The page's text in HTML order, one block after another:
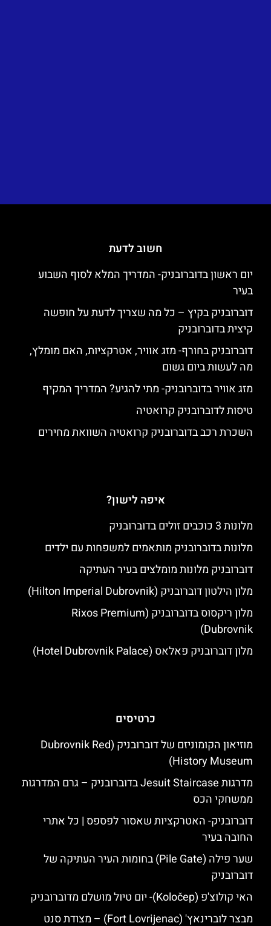
חשוב לדעת
יום ראשון בדוברובניק- המדריך המלא לסוף השבוע
בעיר
דוברובניק בקיץ – כל מה שצריך לדעת על חופשה
קיצית בדוברובניק
דוברובניק בחורף- מזג אוויר, אטרקציות, האם מומלץ,
מה לעשות ביום גשום
מזג אוויר בדוברובניק- מתי להגיע? המדריך המקיף
טיסות לדוברובניק קרואטיה
השכרת רכב בדוברובניק קרואטיה השוואת מחירים
איפה לישון?
מלונות 3 כוכבים זולים בדוברובניק
מלונות בדוברובניק מותאמים למשפחות עם ילדים
דוברובניק מלונות מומלצים בעיר העתיקה
מלון הילטון דוברובניק (Hilton Imperial Dubrovnik)
מלון ריקסוס בדוברובניק (Rixos Premium
Dubrovnik)
מלון דוברובניק פאלאס (Hotel Dubrovnik Palace)
כרטיסים
מוזיאון הקומוניזם של דוברובניק (Dubrovnik Red
History Museum)
מדרגות Jesuit Staircase בדוברובניק – גרם המדרגות
ממשחקי הכס
דוברובניק- האטרקציות שאסור לפספס | כל אתרי
החובה בעיר
שער פילה (Pile Gate) בחומות העיר העתיקה של
דוברובניק
האי קולוצ'פ (Koločep)- יום טיול מושלם מדוברובניק
מבצר לוברינאץ' (Fort Lovrijenac) – מצודת סנט